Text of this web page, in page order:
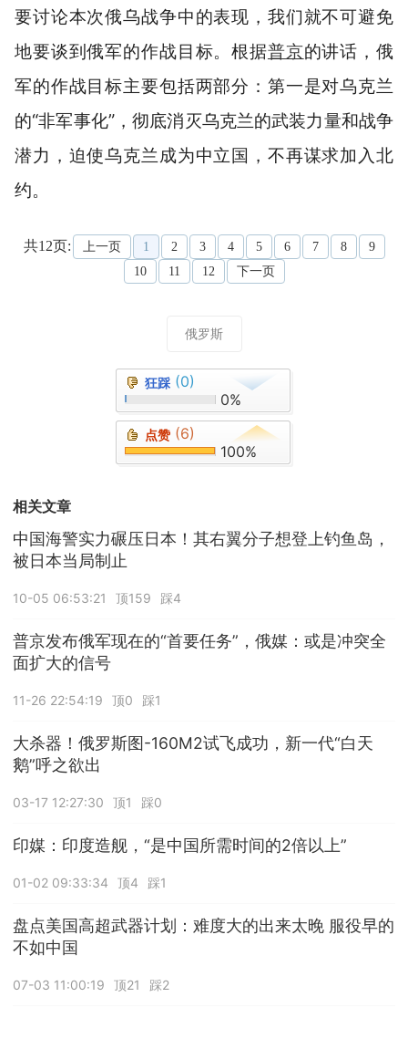
要讨论本次俄乌战争中的表现，我们就不可避免
地要谈到俄军的作战目标。根据普京的讲话，俄
军的作战目标主要包括两部分：第一是对乌克兰
的“非军事化”，彻底消灭乌克兰的武装力量和战争
潜力，迫使乌克兰成为中立国，不再谋求加入北
约。
共12页: 上一页 1 2 3 4 5 6 7 8
9
10
11 12 下一页
俄罗斯
狂踩 (0)
0%
点赞 (6)
100%
相关文章
中国海警实力碾压日本！其右翼分子想登上钓鱼岛，
被日本当局制止
10-05 06:53:21 顶159 踩4
普京发布俄军现在的“首要任务”，俄媒：或是冲突全
面扩大的信号
11-26 22:54:19 顶0 踩1
大杀器！俄罗斯图-160M2试飞成功，新一代“白天
鹅”呼之欲出
03-17 12:27:30 顶1 踩0
印媒：印度造舰，“是中国所需时间的2倍以上”
01-02 09:33:34 顶4 踩1
盘点美国高超武器计划：难度大的出来太晚 服役早的
不如中国
07-03 11:00:19 顶21 踩2